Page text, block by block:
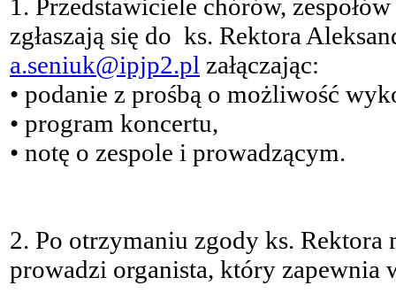
1. Przedstawiciele chórów,
zgłaszają się do ks. Rektora
a.seniuk@ipjp2.pl załączając:
• podanie z prośbą o możliwość
• program koncertu,
• notę o zespole i prowadzącym.
2. Po otrzymaniu zgody ks.
prowadzi organista, który zapewnia